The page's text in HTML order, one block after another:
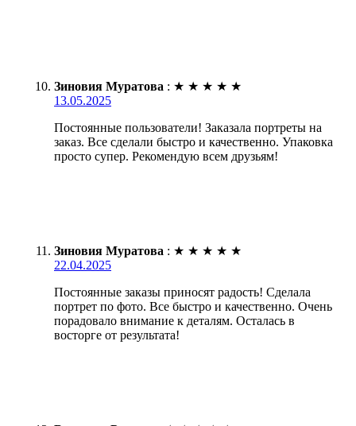
Зиновия Муратова : ★ ★ ★ ★ ★
13.05.2025
Постоянные пользователи! Заказала портреты на
заказ. Все сделали быстро и качественно. Упаковка
просто супер. Рекомендую всем друзьям!
Зиновия Муратова : ★ ★ ★ ★ ★
22.04.2025
Постоянные заказы приносят радость! Сделала
портрет по фото. Все быстро и качественно. Очень
порадовало внимание к деталям. Осталась в
восторге от результата!